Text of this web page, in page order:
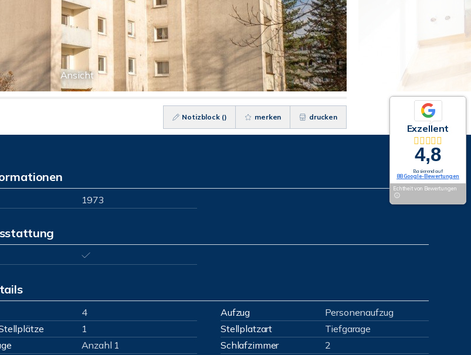
Ansicht
Notizblock () merken drucken
1973
4 Aufzug
Personenaufzug
1 Stellplatzart
Tiefgarage
Anzahl 1 Schlafzimmer
2
Exzellent
4,8
Basierend auf
88 Google-Bewertungen
Echtheit von Bewertungen